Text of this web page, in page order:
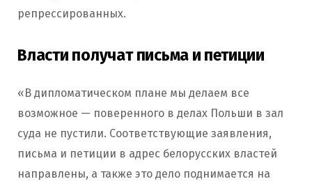
репрессированных.
Власти получат письма и петиции
«В дипломатическом плане мы делаем все
возможное — поверенного в делах Польши в зал
суда не пустили. Соответствующие заявления,
письма и петиции в адрес белорусских властей
направлены, а также это дело поднимается на